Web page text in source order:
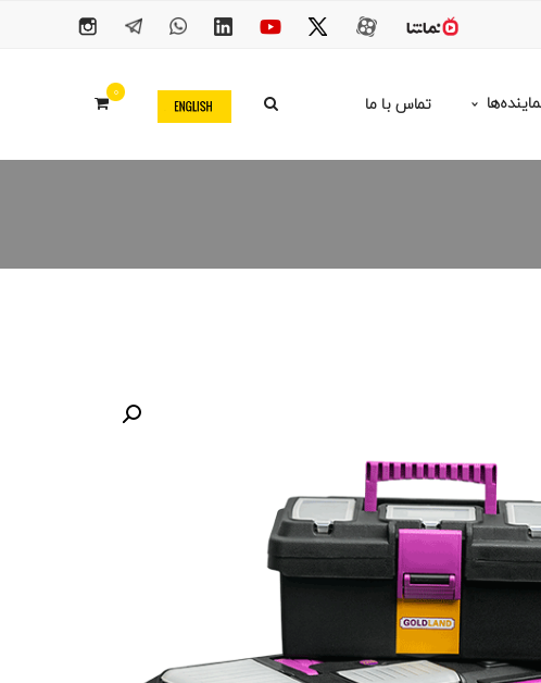
تماس با ما 0